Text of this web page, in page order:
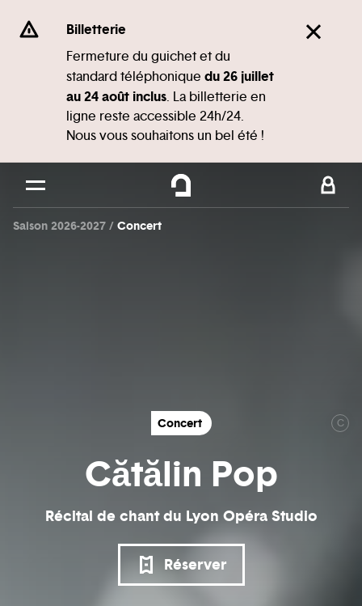
Se rendre au
Contenu principal
Pied de page
Billetterie
Fermeture du guichet et du
standard téléphonique du 26 juillet
au 24 août inclus. La billetterie en
ligne reste accessible 24h/24.
Nous vous souhaitons un bel été !
Saison 2026-2027 Concert
C
Concert
Cătălin Pop
Récital de chant du Lyon Opéra Studio
Réserver